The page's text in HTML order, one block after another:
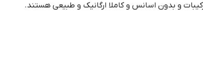
و بدون اسانس و کاملا ارگانیک و طبیعی هستند.